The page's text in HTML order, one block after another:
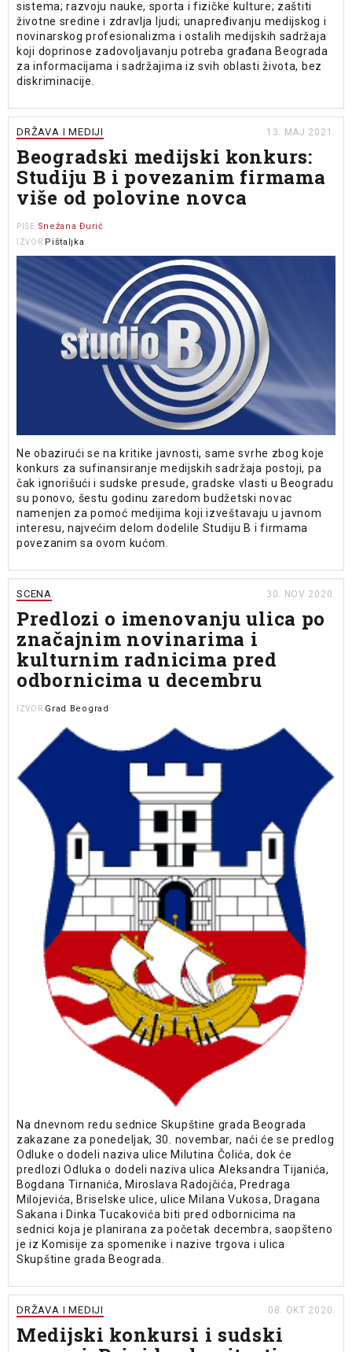
sistema; razvoju nauke, sporta i fizičke kulture; zaštiti
životne sredine i zdravlja ljudi; unapređivanju medijskog i
novinarskog profesionalizma i ostalih medijskih sadržaja
koji doprinose zadovoljavanju potreba građana Beograda
za informacijama i sadržajima iz svih oblasti života, bez
diskriminacije.
DRŽAVA I MEDIJI 13. MAJ 2021.
Beogradski medijski konkurs:
Studiju B i povezanim firmama
više od polovine novca
PIŠE Snežana Đurić
IZVOR Pištaljka
Ne obazirući se na kritike javnosti, same svrhe zbog koje
konkurs za sufinansiranje medijskih sadržaja postoji, pa
čak ignorišući i sudske presude, gradske vlasti u Beogradu
su ponovo, šestu godinu zaredom budžetski novac
namenjen za pomoć medijima koji izveštavaju u javnom
interesu, najvećim delom dodelile Studiju B i firmama
povezanim sa ovom kućom.
SCENA 30. NOV 2020.
Predlozi o imenovanju ulica po
značajnim novinarima i
kulturnim radnicima pred
odbornicima u decembru
IZVOR Grad Beograd
Na dnevnom redu sednice Skupštine grada Beograda
zakazane za ponedeljak, 30. novembar, naći će se predlog
Odluke o dodeli naziva ulice Milutina Čolića, dok će
predlozi Odluka o dodeli naziva ulica Aleksandra Tijanića,
Bogdana Tirnanića, Miroslava Radojčića, Predraga
Milojevića, Briselske ulice, ulice Milana Vukosa, Dragana
Sakana i Dinka Tucakovića biti pred odbornicima na
sednici koja je planirana za početak decembra, saopšteno
je iz Komisije za spomenike i nazive trgova i ulica
Skupštine grada Beograda.
DRŽAVA I MEDIJI 08. OKT 2020.
Medijski konkursi i sudski